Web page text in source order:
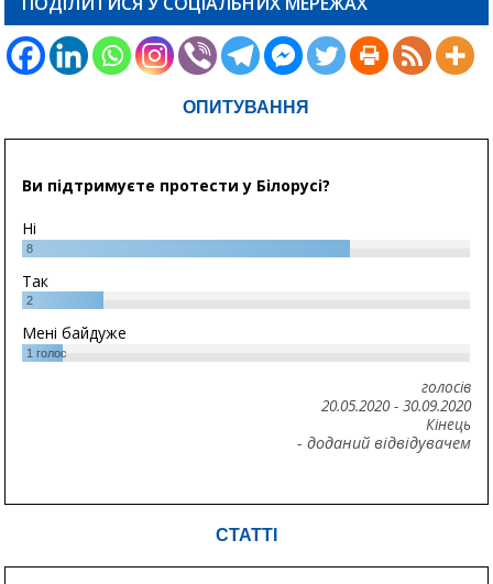
ОПИТУВАННЯ
Ви підтримуєте протести у Білорусі?
Ні
8
Так
2
Мені байдуже
1 голос
голосів
20.05.2020- 30.09.2020
Кінець
- доданий відвідувачем
СТАТТІ